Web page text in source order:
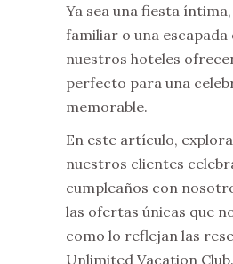
Ya sea una fiesta
familiar o una
nuestros hoteles
perfecto para una
memorable.
En este artículo,
nuestros clientes
cumpleaños con
las ofertas únicas que
como lo reflejan las
Unlimited Vacation Club.